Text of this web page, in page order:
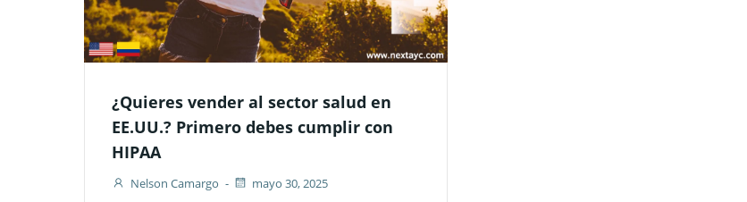
¿Quieres vender al sector salud en
EE.UU.? Primero debes cumplir con
HIPAA
Nelson Camargo - mayo 30, 2025